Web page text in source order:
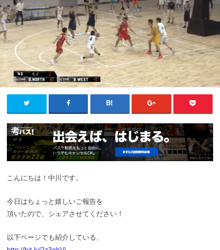
こんにちは！中川です。
今日はちょっと嬉しいご報告を
頂いたので、シェアさせてください！
以下ページでも紹介している、